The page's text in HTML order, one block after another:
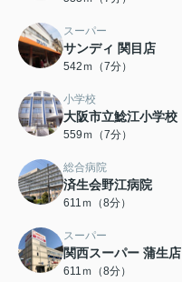
スーパー
サンディ 関目店
542ｍ（7分）
小学校
大阪市立鯰江小学校
559ｍ（7分）
総合病院
済生会野江病院
611ｍ（8分）
スーパー
関西スーパー 蒲生店
611ｍ（8分）